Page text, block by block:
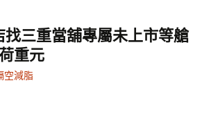
鍵
字:
找三重當舖專屬未上市等艙
重元
空減脂